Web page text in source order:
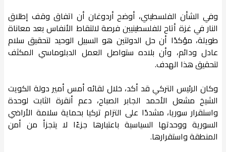
وفي الشأن الفلسطيني، أوضح أردوغان أن اتفاق وقف إطلاق
النار في غزة أتاح للفلسطينيين فرصة لالتقاط الأنفاس بعد معاناة
طويلة، مؤكدًا أن حل الدولتين هو السبيل الوحيد لتحقيق سلام
عادل ودائم، وأن بلاده ستواصل العمل الدبلوماسي المكثف
لتحقيق هذا الهدف.
وكان الرئيس التركي قد أكد، خلال لقائه أمس أمير دولة الكويت
الشيخ مشعل الأحمد الجابر الصباح، دعم أنقرة الثابت لوحدة
واستقرار سوريا، مشددًا على التزام تركيا بحماية سلامة الأراضي
السورية ووحدتها السياسية باعتبارها جزءًا لا يتجزأ من أمن
المنطقة واستقرارها.